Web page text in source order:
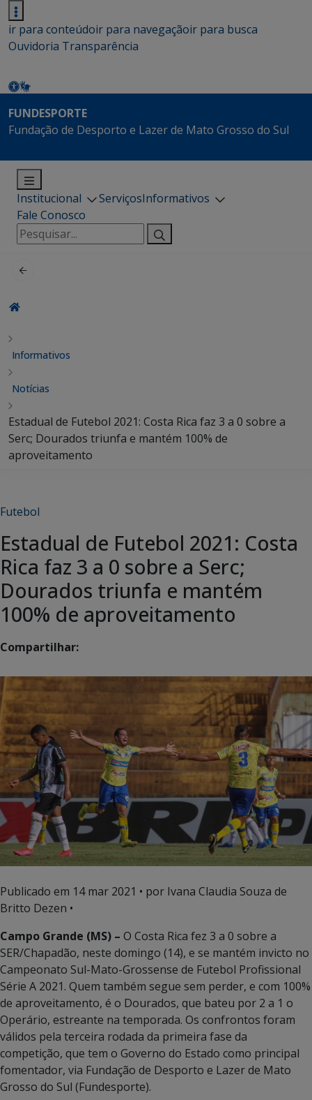
ir para conteúdoir para navegaçãoir para busca
Ouvidoria Transparência
FUNDESPORTE
Fundação de Desporto e Lazer de Mato Grosso do Sul
Institucional ServiçosInformativos
Fale Conosco
Pesquisar
por:
Informativos
Notícias
Estadual de Futebol 2021: Costa Rica faz 3 a 0 sobre a
Serc; Dourados triunfa e mantém 100% de
aproveitamento
Futebol
Estadual de Futebol 2021: Costa
Rica faz 3 a 0 sobre a Serc;
Dourados triunfa e mantém
100% de aproveitamento
Compartilhar:
Publicado em 14 mar 2021 • por Ivana Claudia Souza de
Britto Dezen •
Campo Grande (MS) – O Costa Rica fez 3 a 0 sobre a
SER/Chapadão, neste domingo (14), e se mantém invicto no
Campeonato Sul-Mato-Grossense de Futebol Profissional
Série A 2021. Quem também segue sem perder, e com 100%
de aproveitamento, é o Dourados, que bateu por 2 a 1 o
Operário, estreante na temporada. Os confrontos foram
válidos pela terceira rodada da primeira fase da
competição, que tem o Governo do Estado como principal
fomentador, via Fundação de Desporto e Lazer de Mato
Grosso do Sul (Fundesporte).